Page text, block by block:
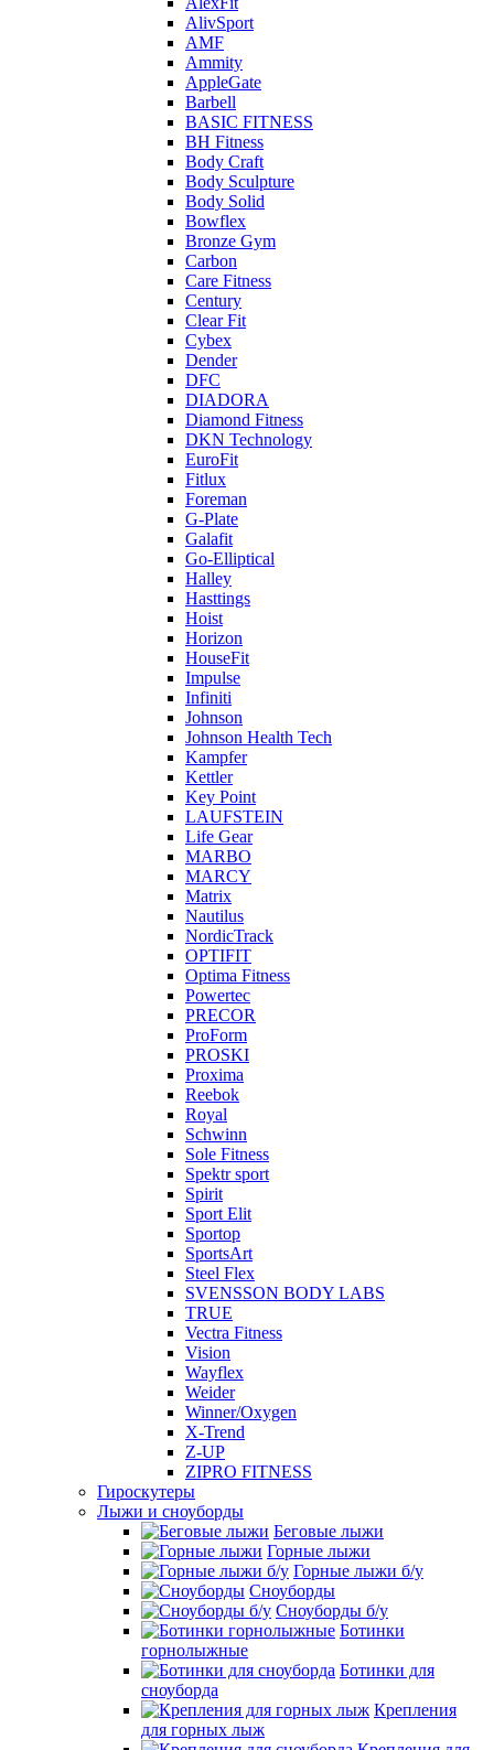
AlivSport
AMF
Ammity
AppleGate
Barbell
BASIC FITNESS
BH Fitness
Body Craft
Body Sculpture
Body Solid
Bowflex
Bronze Gym
Carbon
Care Fitness
Century
Clear Fit
Cybex
Dender
DFC
DIADORA
Diamond Fitness
DKN Technology
EuroFit
Fitlux
Foreman
G-Plate
Galafit
Go-Elliptical
Halley
Hasttings
Hoist
Horizon
HouseFit
Impulse
Infiniti
Johnson
Johnson Health Tech
Kampfer
Kettler
Key Point
LAUFSTEIN
Life Gear
MARBO
MARCY
Matrix
Nautilus
NordicTrack
OPTIFIT
Optima Fitness
Powertec
PRECOR
ProForm
PROSKI
Proxima
Reebok
Royal
Schwinn
Sole Fitness
Spektr sport
Spirit
Sport Elit
Sportop
SportsArt
Steel Flex
SVENSSON BODY LABS
TRUE
Vectra Fitness
Vision
Wayflex
Weider
Winner/Oxygen
X-Trend
Z-UP
ZIPRO FITNESS
Гироскутеры
Лыжи и сноуборды
Беговые лыжи
Горные лыжи
Горные лыжи б/у
Сноуборды
Сноуборды б/у
Ботинки
горнолыжные
Ботинки для
сноуборда
Крепления
для горных лыж